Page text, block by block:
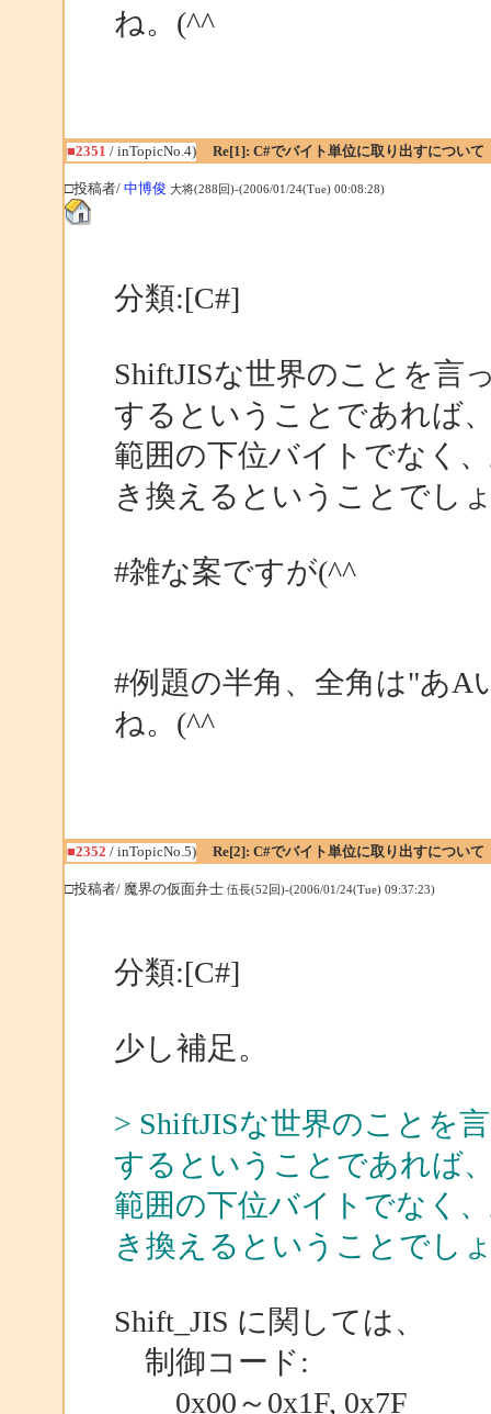
ね。(^^
■2351 / inTopicNo.4) Re[1]: C#でバイト単位に取り出すについて
□投稿者/ 中博俊 大将(288回)-(2006/01/24(Tue) 00:08:28)
分類:[C#]
ShiftJISな世界のことを言
するということであれば
範囲の下位バイトでなく
き換えるということでし
#雑な案ですが(^^
#例題の半角、全角は"あ
ね。(^^
■2352 / inTopicNo.5) Re[2]: C#でバイト単位に取り出すについて
□投稿者/ 魔界の仮面弁士 伍長(52回)-(2006/01/24(Tue) 09:37:23)
分類:[C#]
少し補足。
> ShiftJISな世界のことを
するということであれば
範囲の下位バイトでなく
き換えるということでし
Shift_JIS に関しては、
制御コード:
0x00～0x1F, 0x7F